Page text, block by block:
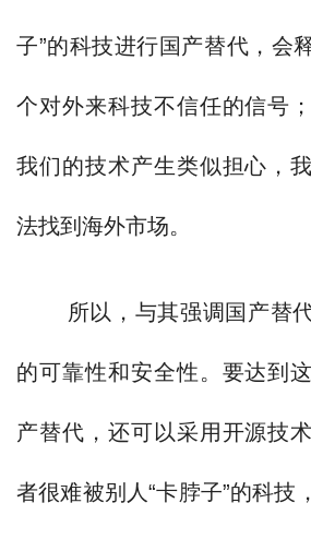
子”的科技进行国产替代，会
个对外来科技不信任的信号
我们的技术产生类似担心，
法找到海外市场。
所以，与其强调国产替代
的可靠性和安全性。要达到
产替代，还可以采用开源技
者很难被别人“卡脖子”的科技